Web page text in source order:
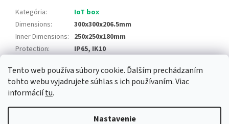
Tento web používa súbory cookie. Ďalším prechádzaním
tohto webu vyjadrujete súhlas s ich používaním. Viac
informáciítu.
Nastavenie
Kategória:
IoT box
Dimensions:
300x300x206.5mm
Inner Dimensions: 250x250x180mm
Protection: IP65, IK10
Newsletter